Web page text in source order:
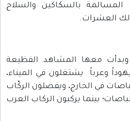
المسالمة بالسكاكين والسلاح
العشرات.
أحداث 1948م، وبدأت معها المشاهد الفظيعة
وعرباً يشتغلون في الميناء،
في الخارج، ويفصلون الركّاب
بينما يركبون الركاب العرب